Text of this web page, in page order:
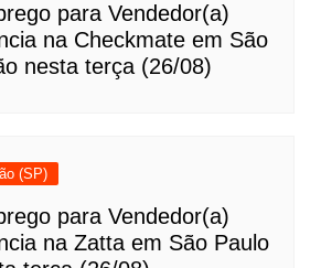
para Vendedor(a)
na Checkmate em São
nesta terça (26/08)
(SP)
para Vendedor(a)
na Zatta em São Paulo